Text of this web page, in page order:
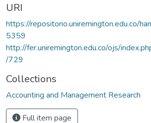
URI
https://repositorio.uniremington.edu.co/
5359
http://fer.uniremington.edu.co/ojs/
/729
Collections
Accounting and Management Research
Full item page